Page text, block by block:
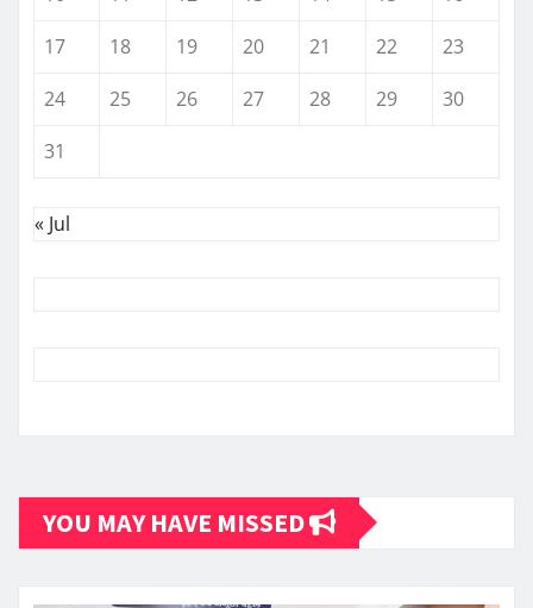
17
18 19 20 21 22
23
24
25 26 27 28 29
30
31
« Jul
YOU MAY HAVE MISSED